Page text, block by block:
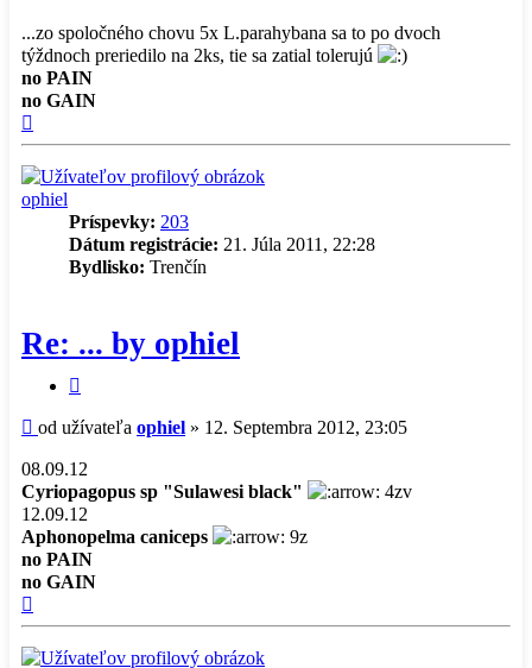
...zo spoločného chovu 5x L.parahybana sa to po dvoch
týždnoch preriedilo na 2ks, tie sa zatial tolerujú
no PAIN
no GAIN
ophiel
Príspevky: 203
Dátum registrácie: 21. Júla 2011, 22:28
Bydlisko: Trenčín
Re: ... by ophiel
Príspevok
od užívateľa ophiel » 12. Septembra 2012, 23:05
08.09.12
Cyriopagopus sp "Sulawesi black"
4zv
12.09.12
Aphonopelma caniceps
9z
no PAIN
no GAIN